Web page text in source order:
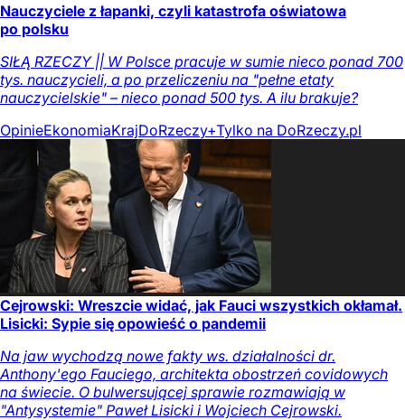
Nauczyciele z łapanki, czyli katastrofa oświatowa
po polsku
SIŁĄ RZECZY || W Polsce pracuje w sumie nieco ponad 700
tys. nauczycieli, a po przeliczeniu na "pełne etaty
nauczycielskie" – nieco ponad 500 tys. A ilu brakuje?
OpinieEkonomiaKrajDoRzeczy+Tylko na DoRzeczy.pl
Cejrowski: Wreszcie widać, jak Fauci wszystkich okłamał.
Lisicki: Sypie się opowieść o pandemii
Na jaw wychodzą nowe fakty ws. działalności dr.
Anthony'ego Fauciego, architekta obostrzeń covidowych
na świecie. O bulwersującej sprawie rozmawiają w
"Antysystemie" Paweł Lisicki i Wojciech Cejrowski.